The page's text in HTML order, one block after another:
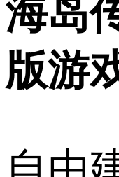
海岛
版游